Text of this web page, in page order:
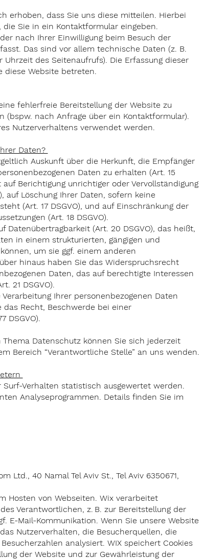
erhoben, dass Sie uns diese mitteilen. Hierbei
Sie in ein Kontaktformular eingeben.
nach Ihrer Einwilligung beim Besuch der
Das sind vor allem technische Daten (z. B.
des Seitenaufrufs). Die Erfassung dieser
diese Website betreten.
fehlerfreie Bereitstellung der Website zu
(bspw. nach Anfrage über ein Kontaktformular).
Nutzerverhaltens verwendet werden.
Daten?
Auskunft über die Herkunft, die Empfänger
Daten zu erhalten (Art. 15
auf Berichtigung unrichtiger oder Vervollständigung
auf Löschung Ihrer Daten, sofern keine
(Art. 17 DSGVO), und auf Einschränkung der
(Art. 18 DSGVO).
Datenübertragbarkeit (Art. 20 DSGVO), das heißt,
in einem strukturierten, gängigen und
um sie ggf. einem anderen
hinaus haben Sie das Widerspruchsrecht
Daten, das auf berechtigte Interessen
21 DSGVO).
Ihrer personenbezogenen Daten
das Recht, Beschwerde bei einer
DSGVO).
Datenschutz können Sie sich jederzeit
Bereich “Verantwortliche Stelle” an uns wenden.
Verhalten statistisch ausgewertet werden.
Analyseprogrammen. Details finden Sie im
Ltd., 40 Namal Tel Aviv St., Tel Aviv 6350671,
Hosten von Webseiten. Wix verarbeitet
Verantwortlichen, z. B. zur Bereitstellung der
E-Mail-Kommunikation. Wenn Sie unsere Website
Nutzerverhalten, die Besucherquellen, die
analysiert. WIX speichert Cookies
der Website und zur Gewährleistung der